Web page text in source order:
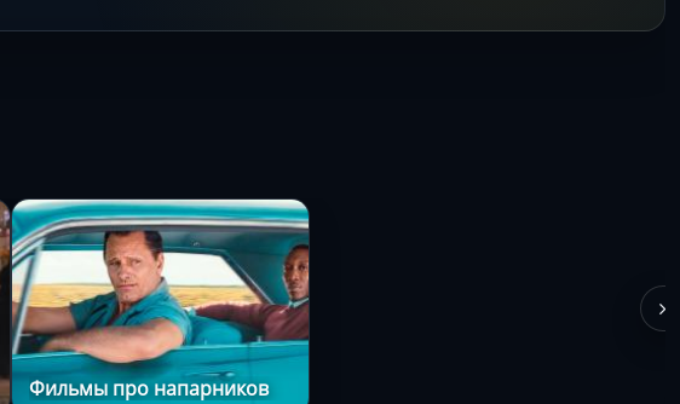
Фильмы про напарников